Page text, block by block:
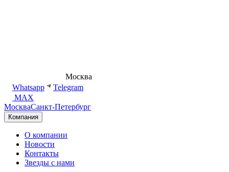
Москва
Whatsapp
Telegram
MAX
МоскваСанкт-Петербург
Компания
О компании
Новости
Контакты
Звезды с нами